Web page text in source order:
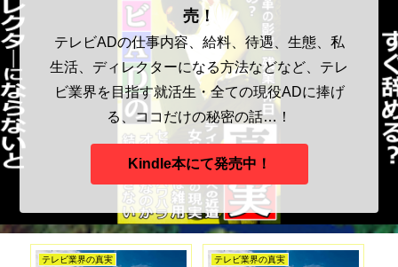
売！
テレビADの仕事内容、給料、待遇、生態、私
生活、ディレクターになる方法などなど、テレ
ビ業界を目指す就活生・全ての現役ADに捧げ
る、ココだけの秘密の話…！
Kindle本にて発売中！
テレビ業界の真実 テレビ業界の真実